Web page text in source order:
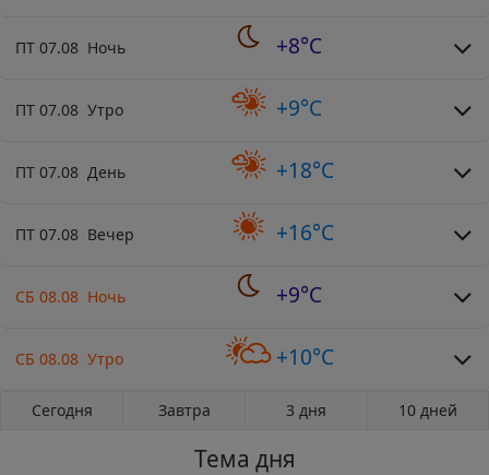
ПТ 07.08 Ночь +8°C
ПТ 07.08 Утро +9°C
ПТ 07.08 День +18°C
ПТ 07.08 Вечер +16°C
СБ 08.08 Ночь +9°C
СБ 08.08 Утро +10°C
Сегодня Завтра 3 дня 10 дней
Тема дня